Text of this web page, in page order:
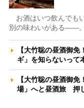
お酒はいつ飲んでも
別の味わいがある――
【大竹聡の昼酒御
ギ」を知らないっ
【大竹聡の昼酒御
場」へと昼酒旅 押